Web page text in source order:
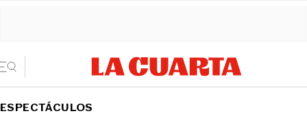
ESPECTÁCULOS